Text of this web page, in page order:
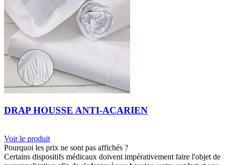
DRAP HOUSSE ANTI-ACARIEN
Voir le produit
Pourquoi les prix ne sont pas affichés ?
Certains dispositifs médicaux doivent impérativement faire l'objet de